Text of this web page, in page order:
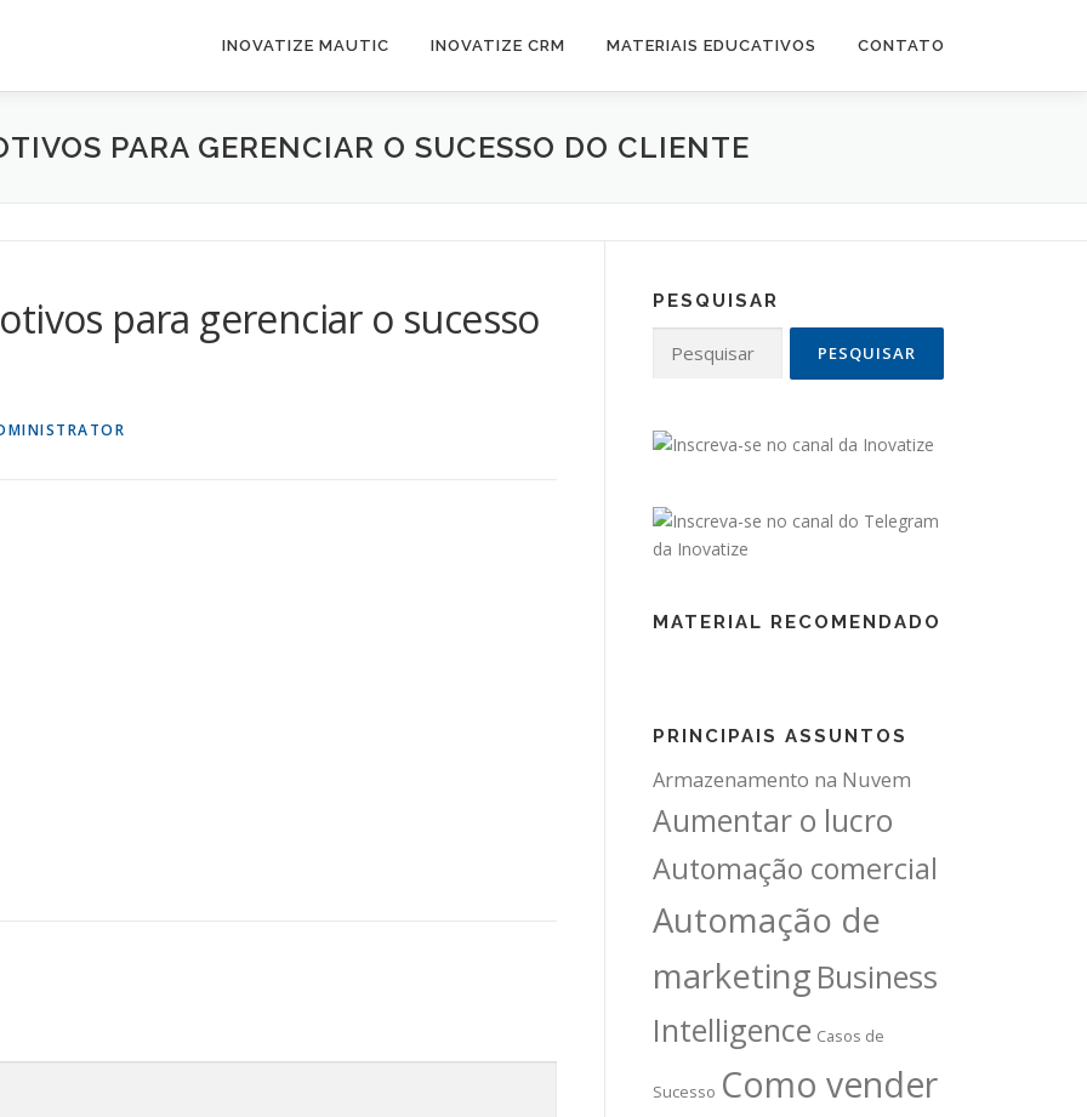
INOVATIZE MAUTIC INOVATIZE CRM MATERIAIS EDUCATIVOS CONTATO
PARA GERENCIAR O SUCESSO DO CLIENTE
para gerenciar o sucesso
PESQUISAR
por:
MATERIAL RECOMENDADO
PRINCIPAIS ASSUNTOS
Armazenamento na Nuvem
Aumentar o lucro
Automação comercial
Automação de
marketing Business
Intelligence Casos de
Sucesso Como vender